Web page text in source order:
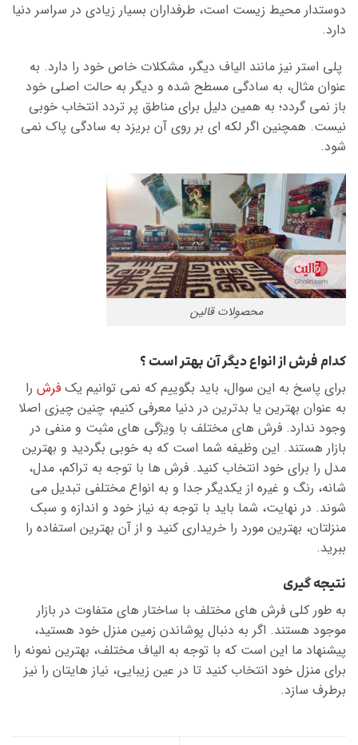
دوستدار محیط زیست است، طرفداران بسیار زیادی در سراسر دنیا
دارد.
پلی استر نیز مانند الیاف دیگر، مشکلات خاص خود را دارد. به
عنوان مثال، به سادگی مسطح شده و دیگر به حالت اصلی خود
باز نمی گردد؛ به همین دلیل برای مناطق پر تردد انتخاب خوبی
نیست. همچنین اگر لکه ای بر روی آن بریزد به سادگی پاک نمی
شود.
محصولات قالین
کدام فرش از انواع دیگر آن بهتر است ؟
برای پاسخ به این سوال، باید بگوییم که نمی توانیم یک فرش را
به عنوان بهترین یا بدترین در دنیا معرفی کنیم، چنین چیزی اصلا
وجود ندارد. فرش های مختلف با ویژگی های مثبت و منفی در
بازار هستند. این وظیفه شما است که به خوبی بگردید و بهترین
مدل را برای خود انتخاب کنید. فرش ها با توجه به تراکم، مدل،
شانه، رنگ و غیره از یکدیگر جدا و به انواع مختلفی تبدیل می
شوند. در نهایت، شما باید با توجه به نیاز خود و اندازه و سبک
منزلتان، بهترین مورد را خریداری کنید و از آن بهترین استفاده را
ببرید.
نتیجه گیری
به طور کلی فرش های مختلف با ساختار های متفاوت در بازار
موجود هستند. اگر به دنبال پوشاندن زمین منزل خود هستید،
پیشنهاد ما این است که با توجه به الیاف مختلف، بهترین نمونه را
برای منزل خود انتخاب کنید تا در عین زیبایی، نیاز هایتان را نیز
برطرف سازد.